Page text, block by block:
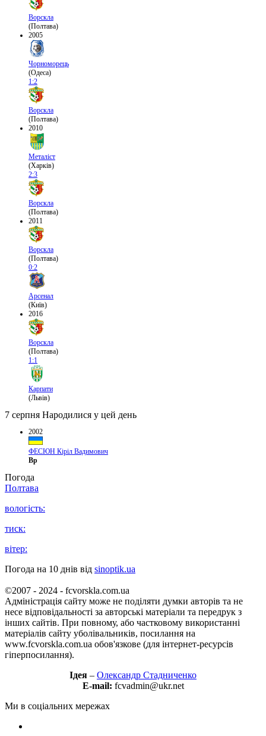
Ворскла
(Полтава)
2005
Чорноморець
(Одеса)
1:2
Ворскла
(Полтава)
2010
Металіст
(Харків)
2:3
Ворскла
(Полтава)
2011
Ворскла
(Полтава)
0:2
Арсенал
(Київ)
2016
Ворскла
(Полтава)
1:1
Карпати
(Львів)
7 серпня Народилися у цей день
2002
ФЕСЮН Кіріл Вадимович
Вр
Погода
Полтава
вологість:
тиск:
вітер:
Погода на 10 днів від sinoptik.ua
©2007 - 2024 - fcvorskla.com.ua
Адміністрація сайту може не поділяти думки авторів та не
несе відповідальності за авторські матеріали та передрук з
інших сайтів. При повному, або частковому використанні
матеріалів сайту уболівальників, посилання на
www.fcvorskla.com.ua обов'язкове (для інтернет-ресурсів
гіперпосилання).
Ідея – Олександр Стадниченко
E-mail: fcvadmin@ukr.net
Ми в соціальних мережах